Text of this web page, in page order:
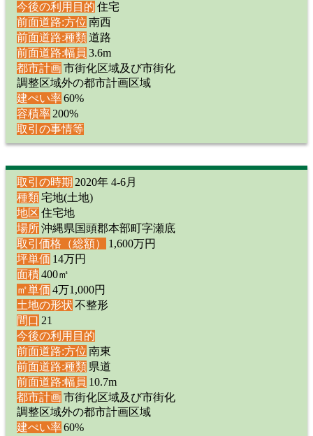
今後の利用目的 住宅
前面道路:方位 南西
前面道路:種類 道路
前面道路:幅員 3.6m
都市計画 市街化区域及び市街化
調整区域外の都市計画区域
建ぺい率60%
容積率200%
取引の事情等
取引の時期 2020年 4-6月
種類 宅地(土地)
地区 住宅地
場所沖縄県国頭郡本部町字瀬底
取引価格（総額）
1,600万円
坪単価 14万円
面積400㎡
㎡単価 4万1,000円
土地の形状 不整形
間口 21
今後の利用目的
前面道路:方位 南東
前面道路:種類 県道
前面道路:幅員 10.7m
都市計画 市街化区域及び市街化
調整区域外の都市計画区域
建ぺい率60%